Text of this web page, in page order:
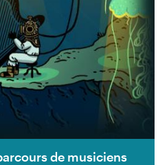
de musiciens